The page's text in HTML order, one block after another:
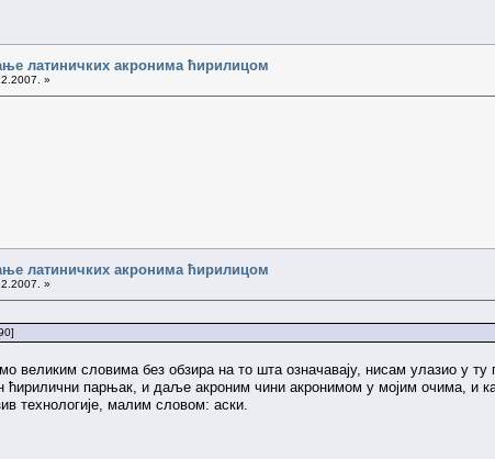
латиничких акронима ћирилицом
»
латиничких акронима ћирилицом
»
великим словима без обзира на то шта означавају, нисам улазио у
ћирилични парњак, и даље акроним чини акронимом у мојим очима, и
технологије, малим словом: аски.